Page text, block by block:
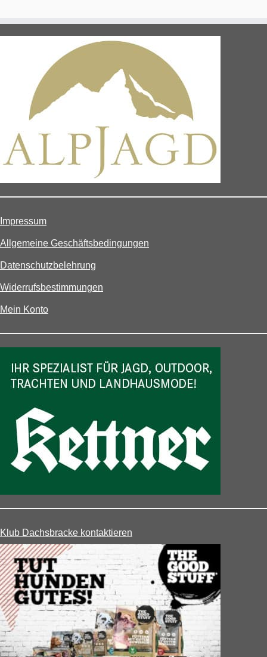
Impressum
Allgemeine Geschäftsbedingungen
Datenschutzbelehrung
Widerrufsbestimmungen
Mein Konto
Klub Dachsbracke kontaktieren